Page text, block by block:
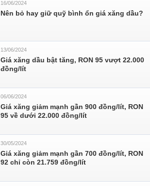
16/06/2024
Nên bỏ hay giữ quỹ bình ổn giá xăng dầu?
13/06/2024
Giá xăng dầu bật tăng, RON 95 vượt 22.000
đồng/lít
06/06/2024
Giá xăng giảm mạnh gần 900 đồng/lít, RON
95 về dưới 22.000 đồng/lít
30/05/2024
Giá xăng giảm mạnh gần 700 đồng/lít, RON
92 chỉ còn 21.759 đồng/lít